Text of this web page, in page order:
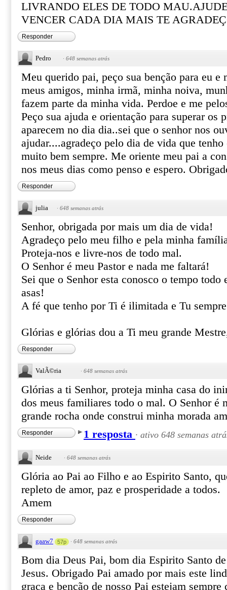
LIVRANDO ELES DE TODO
VENCER CADA DIA MAIS TE
Responder
Pedro · 648 semanas atrás
Meu querido pai, peço sua benção para eu
meus amigos, minha irmã, minha noiva,
fazem parte da minha vida. Perdoe e me
Peço sua ajuda e orientação para superar os
aparecem no dia dia..sei que o senhor nos
ajudar....agradeço pelo dia de vida que
muito bem sempre. Me oriente meu pai a
nos meus dias como penso e espero.
Responder
julia · 648 semanas atrás
Senhor, obrigada por mais um dia de vida!
Agradeço pelo meu filho e pela minha
Proteja-nos e livre-nos de todo mal.
O Senhor é meu Pastor e nada me faltará!
Sei que o Senhor esta conosco o tempo todo
asas!
A fé que tenho por Ti é ilimitada e Tu
Glórias e glórias dou a Ti meu grande
Responder
ValÃ©ria · 648 semanas atrás
Glórias a ti Senhor, proteja minha casa do
dos meus familiares todo o mal. O Senhor é
grande rocha onde construi minha morada
Responder 1 resposta · ativo 648 semanas
Neide · 648 semanas atrás
Glória ao Pai ao Filho e ao Espirito Santo,
repleto de amor, paz e prosperidade a todos.
Amem
Responder
gaaw7 57p · 648 semanas atrás
Bom dia Deus Pai, bom dia Espirito Santo
Jesus. Obrigado Pai amado por mais este
graça e benção de nosso Pai estejam